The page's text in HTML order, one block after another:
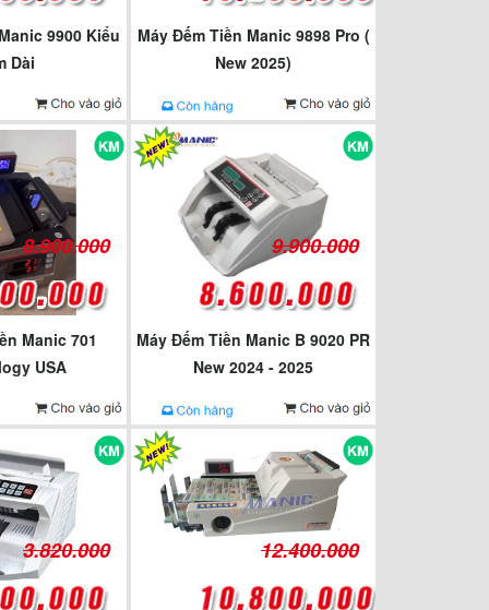
9900 Kiểu
Dài
Máy Đếm Tiền Manic 9898 Pro (
New 2025)
8.900.000
Manic 701
USA
9.900.000
Máy Đếm Tiền Manic B 9020 PR
New 2024 - 2025
3.820.000 12.400.000